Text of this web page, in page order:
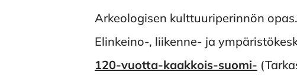
Arkeologisen kulttuuriperinnön opas.
Elinkeino-, liikenne- ja
120-vuotta-kaakkois-suomi-